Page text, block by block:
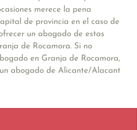
merece la pena
de provincia en el caso de
un abogado de estas
de Rocamora. Si no
en Granja de Rocamora,
abogado de Alicante/Alacant